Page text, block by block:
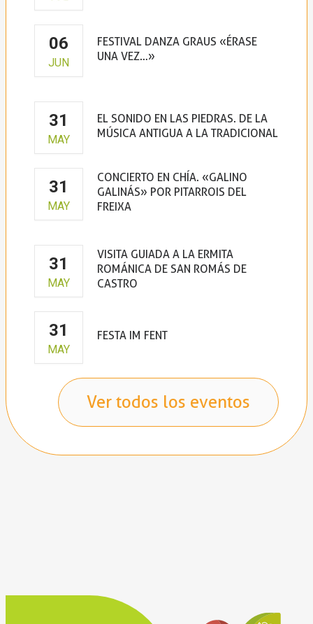
06
JUN
FESTIVAL DANZA GRAUS «ÉRASE
UNA VEZ…»
31
MAY
EL SONIDO EN LAS PIEDRAS. DE LA
MÚSICA ANTIGUA A LA TRADICIONAL
31
MAY
CONCIERTO EN CHÍA. «GALINO
GALINÁS» POR PITARROIS DEL
FREIXA
31
MAY
VISITA GUIADA A LA ERMITA
ROMÁNICA DE SAN ROMÁS DE
CASTRO
31
MAY
FESTA IM FENT
Ver todos los eventos